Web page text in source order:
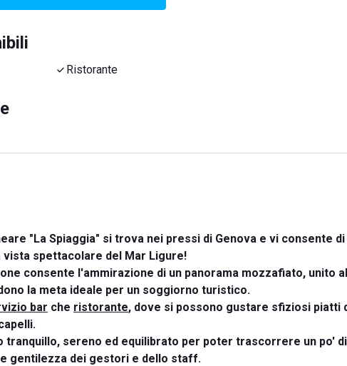
Ristorante
"La Spiaggia" si trova nei pressi di Genova e vi consente
vista spettacolare del Mar Ligure!
consente l'ammirazione di un panorama mozzafiato, unito
la meta ideale per un soggiorno turistico.
bar che ristorante, dove si possono gustare sfiziosi piatti
tranquillo, sereno ed equilibrato per poter trascorrere un po'
gentilezza dei gestori e dello staff.